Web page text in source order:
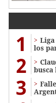
1
los
2
busca
3